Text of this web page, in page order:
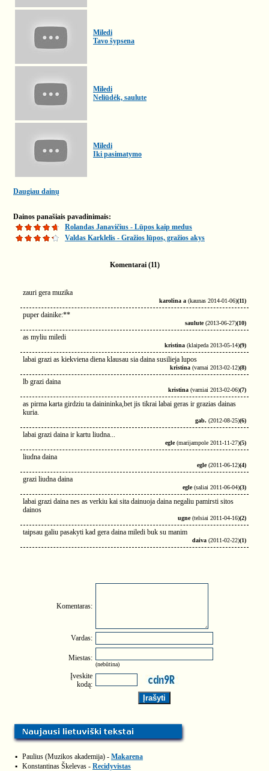
Miledi
Tavo šypsena
Miledi
Neliūdėk, saulute
Miledi
Iki pasimatymo
Daugiau dainų
Dainos panašiais pavadinimais:
Rolandas Janavičius - Lūpos kaip medus
Valdas Karklelis - Gražios lūpos, gražios akys
Komentarai (11)
zauri gera muzika
karolina a (kaunas 2014-01-06)(11)
puper dainike:**
saulute(2013-06-27)(10)
as myliu miledi
kristina (klaipeda 2013-05-14)(9)
labai grazi as kiekviena diena klausau sia daina susilieja lupos
kristina (varnai 2013-02-12)(8)
lb grazi daina
kristina (varniai 2013-02-06)(7)
as pirma karta girdziu ta dainininka,bet jis tikrai labai geras ir grazias dainas
kuria.
gab. (2012-08-25)(6)
labai grazi daina ir kartu liudna...
egle(marijampole 2011-11-27)(5)
liudna daina
egle(2011-06-12)(4)
grazi liudna daina
egle(saliai 2011-06-04)(3)
labai grazi daina nes as verkiu kai sita dainuoja daina negaliu pamirsti sitos
dainos
ugne(telsiai 2011-04-16)(2)
taipsau galiu pasakyti kad gera daina miledi buk su manim
daiva (2011-02-22)(1)
Komentaras:
Vardas:
Miestas:
(nebūtina)
Įveskite
kodą:
▪ Paulius (Muzikos akademija) - Makarena
▪ Konstantinas Škelevas - Recidyvistas